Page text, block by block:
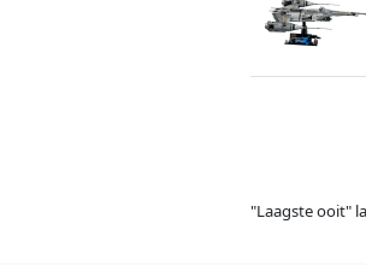
"Laagste ooit"